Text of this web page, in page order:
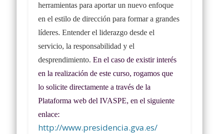
herramientas paraaportar un nuevo enfoque
en el estilo de dirección para formar a grandes
líderes. Entender el liderazgo desde el
servicio, la responsabilidad y el
desprendimiento.En el caso de existir interés
en la realización de este curso, rogamos que
lo solicite directamentea través de la
Plataforma web del IVASPE, en el siguiente
enlace:
http://www.presidencia.gva.es/